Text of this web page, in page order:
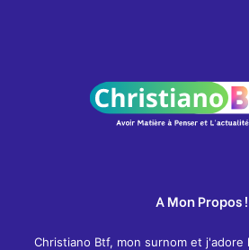
A Mon Propos !
Christiano Btf, mon surnom et